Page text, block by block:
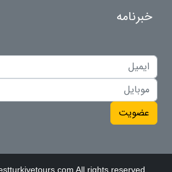
خبرنامه
عضویت
All rights reserved.